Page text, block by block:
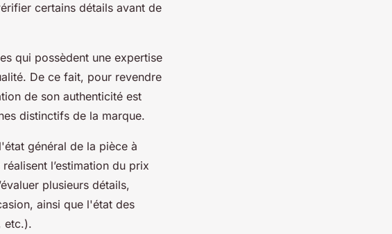
certains détails avant de
qui possèdent une expertise
De ce fait, pour revendre
de son authenticité est
distinctifs de la marque.
général de la pièce à
l’estimation du prix
plusieurs détails,
ainsi que l'état des
etc.).